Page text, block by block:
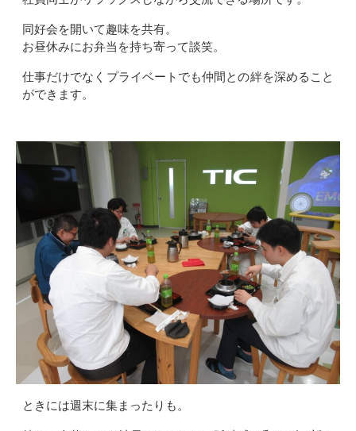
同好会を開いて趣味を共有。
お昼休みにお弁当を持ち寄って談笑。
仕事だけでなくプライベートでも仲間との絆を深めること
ができます。
ときには週末に集まったりも。